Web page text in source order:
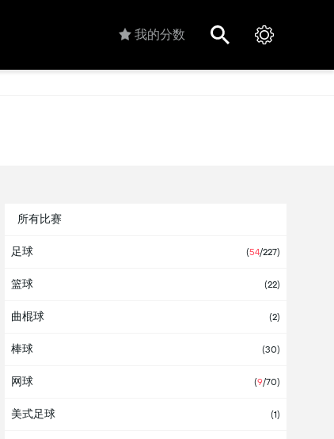
我的分数
所有比赛
足球 (54/227)
篮球 (22)
曲棍球 (2)
棒球 (30)
网球 (9/70)
美式足球 (1)